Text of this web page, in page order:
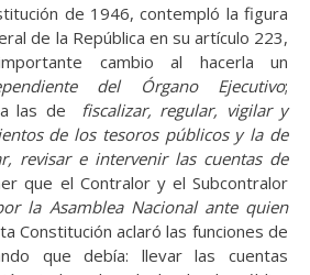
de 1946, contempló la figura
de la República en su artículo 223,
cambio al hacerla un
del Órgano Ejecutivo;
las de fiscalizar, regular, vigilar y
de los tesoros públicos y la de
revisar e intervenir las cuentas de
que el Contralor y el Subcontralor
la Asamblea Nacional ante quien
Constitución aclaró las funciones de
que debía: llevar las cuentas